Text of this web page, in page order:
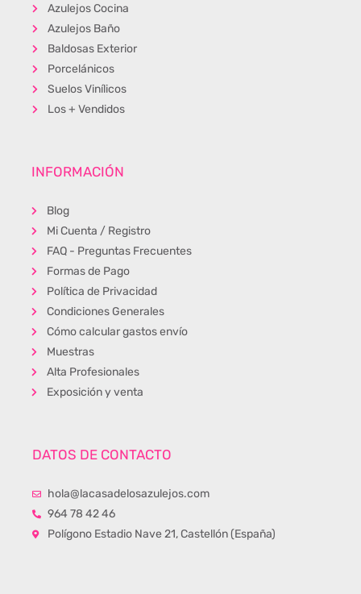
Azulejos Cocina
Azulejos Baño
Baldosas Exterior
Porcelánicos
Suelos Vinílicos
Los + Vendidos
INFORMACIÓN
Blog
Mi Cuenta / Registro
FAQ - Preguntas Frecuentes
Formas de Pago
Política de Privacidad
Condiciones Generales
Cómo calcular gastos envío
Muestras
Alta Profesionales
Exposición y venta
DATOS DE CONTACTO
hola@lacasadelosazulejos.com
964 78 42 46
Polígono Estadio Nave 21, Castellón (España)